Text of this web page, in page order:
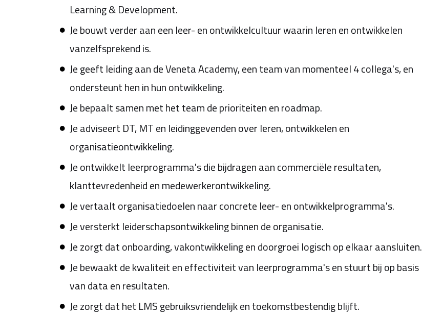
Learning & Development.
Je bouwt verder aan een leer- en ontwikkelcultuur waarin leren en ontwikkelen
vanzelfsprekend is.
Je geeft leiding aan de Veneta Academy, een team van momenteel 4 collega's, en
ondersteunt hen in hun ontwikkeling.
Je bepaalt samen met het team de prioriteiten en roadmap.
Je adviseert DT, MT en leidinggevenden over leren, ontwikkelen en
organisatieontwikkeling.
Je ontwikkelt leerprogramma's die bijdragen aan commerciële resultaten,
klanttevredenheid en medewerkerontwikkeling.
Je vertaalt organisatiedoelen naar concrete leer- en ontwikkelprogramma's.
Je versterkt leiderschapsontwikkeling binnen de organisatie.
Je zorgt dat onboarding, vakontwikkeling en doorgroei logisch op elkaar aansluiten.
Je bewaakt de kwaliteit en effectiviteit van leerprogramma's en stuurt bij op basis
van data en resultaten.
Je zorgt dat het LMS gebruiksvriendelijk en toekomstbestendig blijft.